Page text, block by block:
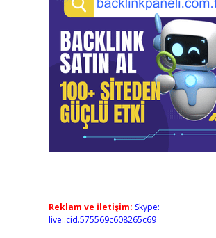
Reklam ve İletişim: Skype:
live:.cid.575569c608265c69